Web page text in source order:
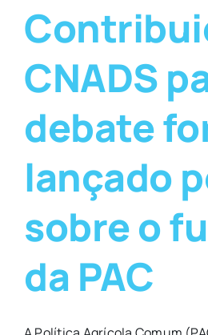
CNADS
debate
lançado
sobre o
da PAC